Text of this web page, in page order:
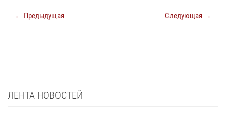
← Предыдущая Следующая →
ЛЕНТА НОВОСТЕЙ